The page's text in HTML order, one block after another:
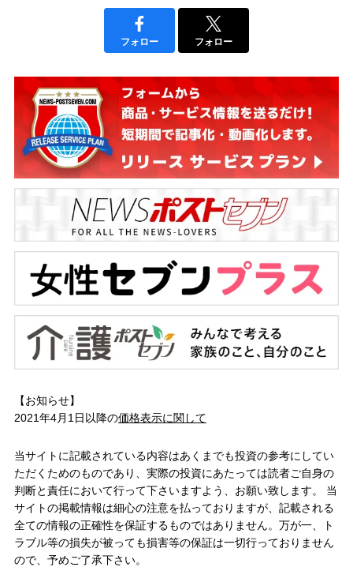
フォロー フォロー
【お知らせ】
2021年4月1日以降の価格表示に関して
当サイトに記載されている内容はあくまでも投資の参考にしてい
ただくためのものであり、実際の投資にあたっては読者ご自身の
判断と責任において行って下さいますよう、お願い致します。 当
サイトの掲載情報は細心の注意を払っておりますが、記載される
全ての情報の正確性を保証するものではありません。万が一、ト
ラブル等の損失が被っても損害等の保証は一切行っておりません
ので、予めご了承下さい。